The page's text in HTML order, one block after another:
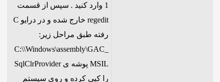
1 وارد کنید . سپس از قسمت
regedit خارج شده و در درایو C
رفته طبق مراحل زیر:
C:\\Windows\assembly\GAC_
MSIL پوشه ی SqlClrProvider
را کپی کرده و روی سیستم